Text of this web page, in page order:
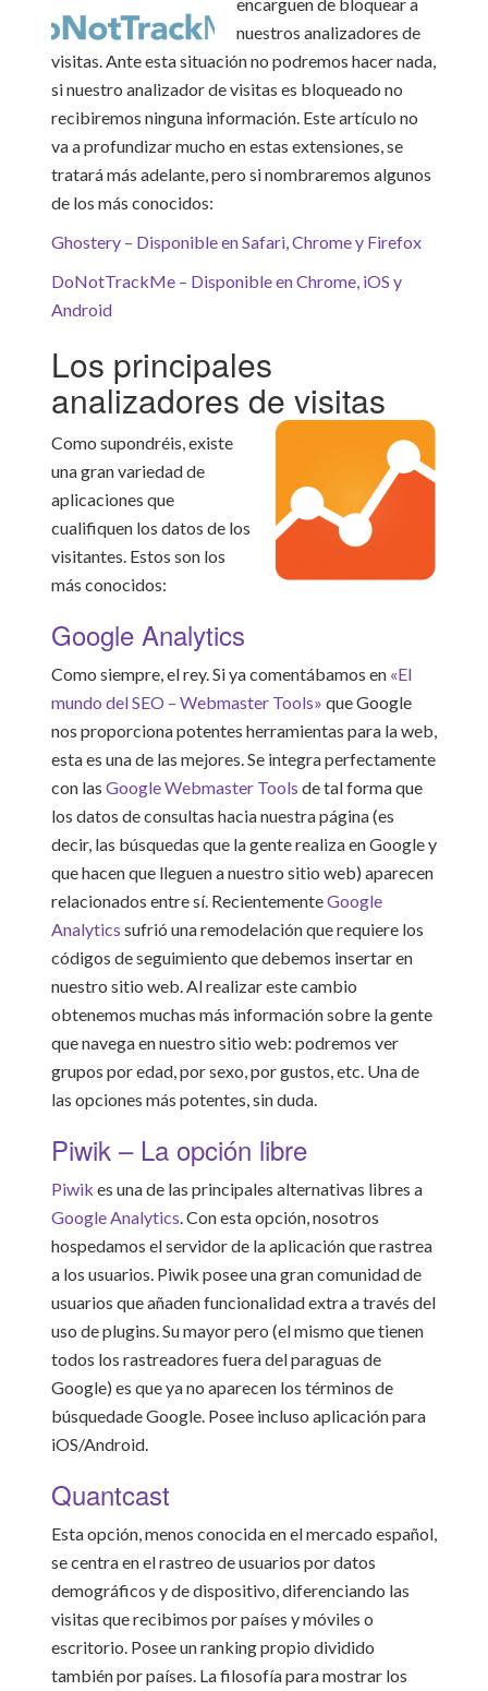
nuestros analizadores de
visitas. Ante esta situación no podremos hacer nada,
si nuestro analizador de visitas es bloqueado no
recibiremos ninguna información. Este artículo no
va a profundizar mucho en estas extensiones, se
tratará más adelante, pero si nombraremos algunos
de los más conocidos:
Ghostery – Disponible en Safari, Chrome y Firefox
DoNotTrackMe – Disponible en Chrome, iOS y
Android
Los principales
analizadores de visitas
Como supondréis, existe
una gran variedad de
aplicaciones que
cualifiquen los datos de los
visitantes. Estos son los
más conocidos:
Google Analytics
Como siempre, el rey. Si ya comentábamos en «El
mundo del SEO – Webmaster Tools» que Google
nos proporciona potentes herramientas para la web,
esta es una de las mejores. Se integra perfectamente
con las Google Webmaster Tools de tal forma que
los datos de consultas hacia nuestra página (es
decir, las búsquedas que la gente realiza en Google y
que hacen que lleguen a nuestro sitio web) aparecen
relacionados entre sí. RecientementeGoogle
Analytics sufrió una remodelación que requiere los
códigos de seguimiento que debemos insertar en
nuestro sitio web. Al realizar este cambio
obtenemos muchas más información sobre la gente
que navega en nuestro sitio web: podremos ver
grupos por edad, por sexo, por gustos, etc. Una de
las opciones más potentes, sin duda.
Piwik – La opción libre
Piwik es una de las principales alternativas libres a
Google Analytics. Con esta opción, nosotros
hospedamos el servidor de la aplicación que rastrea
a los usuarios. Piwik posee una gran comunidad de
usuarios que añaden funcionalidad extra a través del
uso de plugins. Su mayor pero (el mismo que tienen
todos los rastreadores fuera del paraguas de
Google) es que ya no aparecen los términos de
búsquedade Google. Posee incluso aplicación para
iOS/Android.
Quantcast
Esta opción, menos conocida en el mercado español,
se centra en el rastreo de usuarios por datos
demográficos y de dispositivo, diferenciando las
visitas que recibimos por países y móviles o
escritorio. Posee un ranking propio dividido
también por países. La filosofía para mostrar los